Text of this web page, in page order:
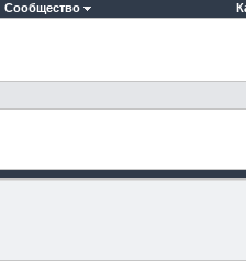
Сообщество